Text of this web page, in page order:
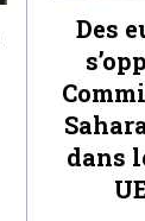
Des
dans